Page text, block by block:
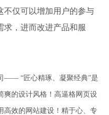
不仅可以增加用户的参与
求，进而改进产品和服
—— “匠心精琢、凝聚经典”是
爽的设计风格！高逼格网页设
高效的网站建设！精于心、专